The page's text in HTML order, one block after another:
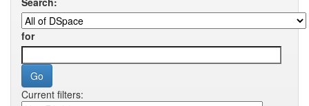
for
Current filters: